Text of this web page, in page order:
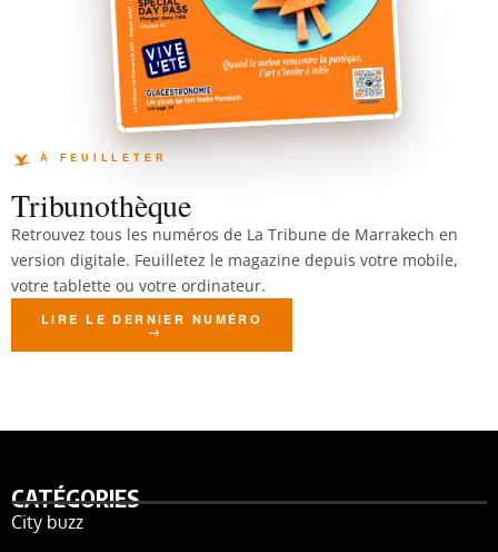
Tribunothèque
Retrouvez tous les numéros de La Tribune de Marrakech en
version digitale. Feuilletez le magazine depuis votre mobile,
votre tablette ou votre ordinateur.
LIRE LE DERNIER NUMÉRO
CATÉGORIES
City buzz